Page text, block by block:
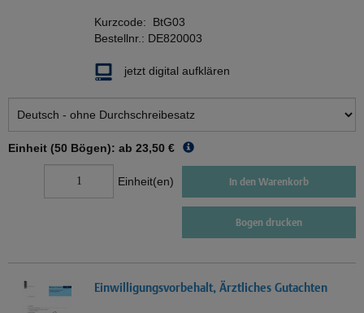
Kurzcode: BtG03
Bestellnr.: DE820003
jetzt digital aufklären
Einheit (50 Bögen): ab 23,50 €
Einheit(en) In den Warenkorb
Bogen drucken
Einwilligungsvorbehalt, Ärztliches Gutachten